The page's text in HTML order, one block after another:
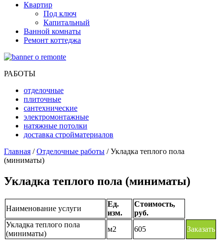
Квартир
Под ключ
Капитальный
Ванной комнаты
Ремонт коттеджа
РАБОТЫ
отделочные
плиточные
сантехнические
электромонтажные
натяжные потолки
доставка стройматериалов
Главная /Отделочные работы / Укладка теплого пола
(миниматы)
Укладка теплого пола (миниматы)
Наименование услуги
Ед.
изм.
Стоимость,
руб.
Укладка теплого пола
(миниматы)
м2 605 Заказать